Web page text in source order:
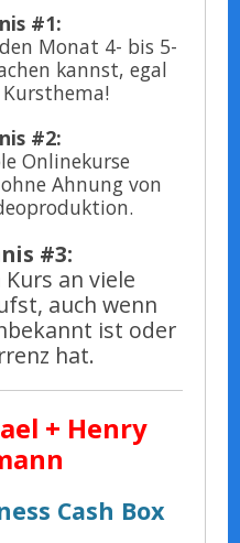
#1:
Monat 4- bis 5-
kannst, egal
#2:
Onlinekurse
Ahnung von
#3:
an viele
auch wenn
ist oder
hat.
+ Henry
Cash Box